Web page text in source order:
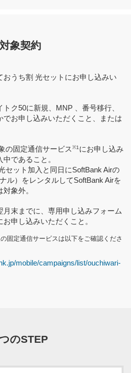
対象契約
おうち割 光セットにお申し込みい
ク50に新規、MNP 、番号移行、
でお申し込みいただくこと、または
の固定通信サービス※1 にお申し込み
であること。
ット加入と同日にSoftBank Airの
ル）をレンタルしてSoftBank Airを
象外。
末までに、専用申し込みフォーム
申し込みいただくこと。
固定通信サービスは以下をご確認くださ
mobile/campaigns/list/ouchiwari-
のSTEP